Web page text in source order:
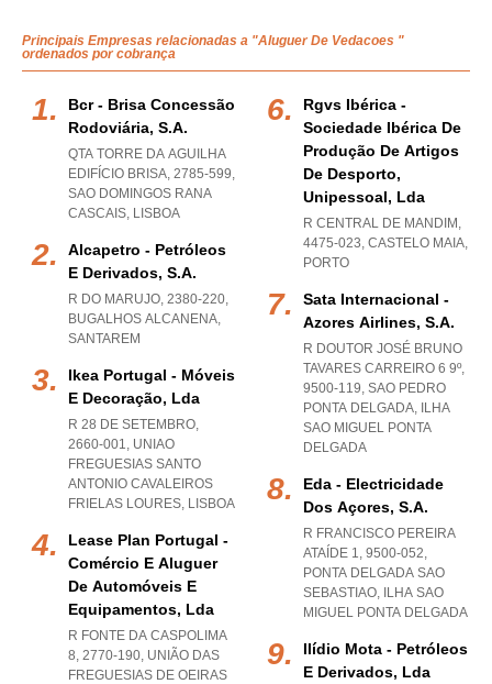
Principais Empresas relacionadas a "Aluguer De Vedacoes "
ordenados por cobrança
Bcr - Brisa Concessão
Rodoviária, S.a.
QTA TORRE DA AGUILHA
EDIFÍCIO BRISA, 2785-599,
SAO DOMINGOS RANA
CASCAIS, LISBOA
Alcapetro - Petróleos
E Derivados, S.a.
R DO MARUJO, 2380-220,
BUGALHOS ALCANENA,
SANTAREM
Ikea Portugal - Móveis
E Decoração, Lda
R 28 DE SETEMBRO,
2660-001, UNIAO
FREGUESIAS SANTO
ANTONIO CAVALEIROS
FRIELAS LOURES, LISBOA
Lease Plan Portugal -
Comércio E Aluguer
De Automóveis E
Equipamentos, Lda
R FONTE DA CASPOLIMA
8, 2770-190, UNIÃO DAS
FREGUESIAS DE OEIRAS
Rgvs Ibérica -
Sociedade Ibérica De
Produção De Artigos
De Desporto,
Unipessoal, Lda
R CENTRAL DE MANDIM,
4475-023, CASTELO MAIA,
PORTO
Sata Internacional -
Azores Airlines, S.a.
R DOUTOR JOSÉ BRUNO
TAVARES CARREIRO 6 9º,
9500-119, SAO PEDRO
PONTA DELGADA, ILHA
SAO MIGUEL PONTA
DELGADA
Eda - Electricidade
Dos Açores, S.a.
R FRANCISCO PEREIRA
ATAÍDE 1, 9500-052,
PONTA DELGADA SAO
SEBASTIAO, ILHA SAO
MIGUEL PONTA DELGADA
Ilídio Mota - Petróleos
E Derivados, Lda